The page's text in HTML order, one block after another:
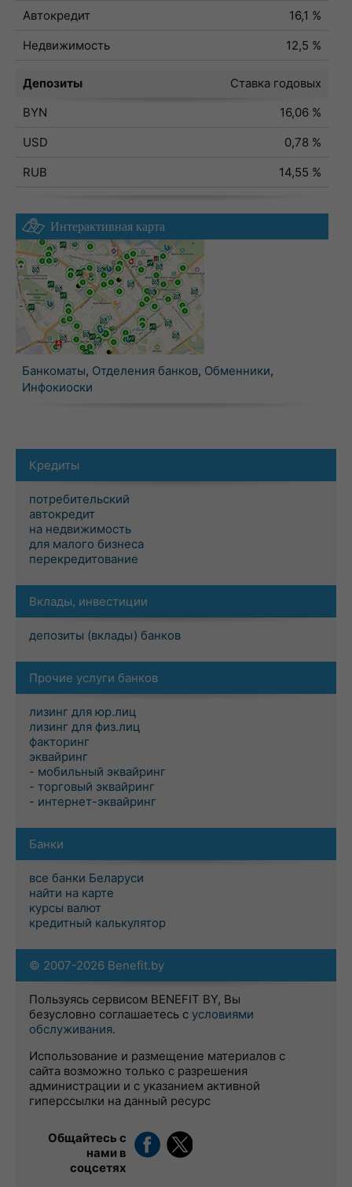
Автокредит
16,1 %
Недвижимость
12,5 %
Депозиты
Ставка годовых
BYN
16,06 %
USD
0,78 %
RUB
14,55 %
Интерактивная карта
Банкоматы, Отделения банков, Обменники,
Инфокиоски
Кредиты
потребительский
автокредит
на недвижимость
для малого бизнеса
перекредитование
Вклады, инвестиции
депозиты (вклады) банков
Прочие услуги банков
лизинг для юр.лиц
лизинг для физ.лиц
факторинг
эквайринг
- мобильный эквайринг
- торговый эквайринг
- интернет-эквайринг
Банки
все банки Беларуси
найти на карте
курсы валют
кредитный калькулятор
© 2007-2026 Benefit.by
Пользуясь сервисом BENEFIT BY, Вы
безусловно соглашаетесь с условиями
обслуживания.
Использование и размещение материалов с
сайта возможно только с разрешения
администрации и с указанием активной
гиперссылки на данный ресурс
Общайтесь с
нами в
соцсетях